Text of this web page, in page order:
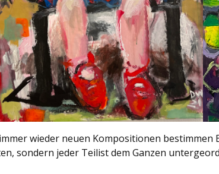
wieder neuen Kompositionen
sondern jeder Teilist dem Ganzen